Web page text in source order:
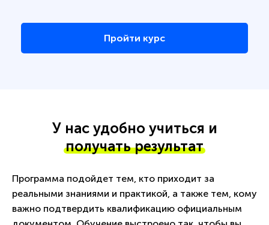
Пройти курс
У нас удобно учиться и
получать результат
Программа подойдет тем, кто приходит за
реальными знаниями и практикой, а также тем, кому
важно подтвердить квалификацию официальным